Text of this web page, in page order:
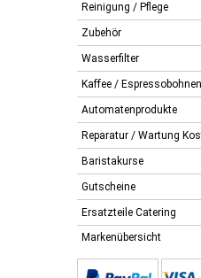
Reinigung / Pflege
Zubehör
Wasserfilter
Kaffee / Espressobohnen
Automatenprodukte
Reparatur / Wartung
Baristakurse
Gutscheine
Ersatzteile Catering
Markenübersicht